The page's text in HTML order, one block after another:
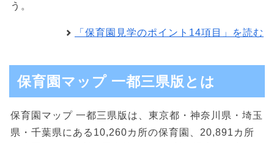
う。
「保育園見学のポイント14項目」を読む
保育園マップ 一都三県版とは
保育園マップ 一都三県版は、東京都・神奈川県・埼玉
県・千葉県にある10,260カ所の保育園、20,891カ所